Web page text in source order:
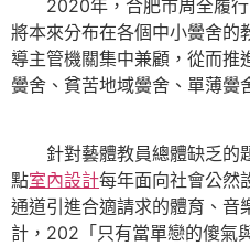
2020年，合肥市周全履行
將本來分布在各個中小黌舍的
導主管機關集中兼顧，從而推
黌舍、貧苦地域黌舍、單薄黌
針對藝體教員總體缺乏的
點室內設計每年面向社會公然
通道引進合適請求的體育、音
計，202「只有當單戀的傻氣